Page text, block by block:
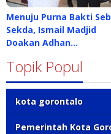
Menuju Purna Bakti
Sekda, Ismail Madjid
Doakan Adhan…
Topik Popul
kota gorontalo
Pemerintah Kota